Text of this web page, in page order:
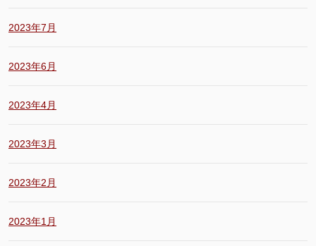
2023年7月
2023年6月
2023年4月
2023年3月
2023年2月
2023年1月